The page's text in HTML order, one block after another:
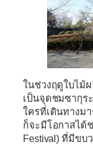
ในช่วงฤดูใบไม้
เป็นจุดชมซากุร
ใครที่เดินทางม
ก็จะมีโอกาสได้
Festival) ที่มีขบ